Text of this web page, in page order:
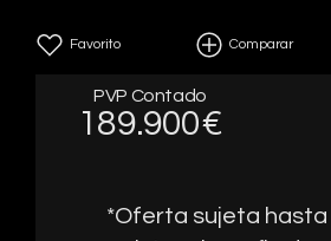
Favorito Comparar
PVP Contado
189.900€
*Oferta sujeta hasta